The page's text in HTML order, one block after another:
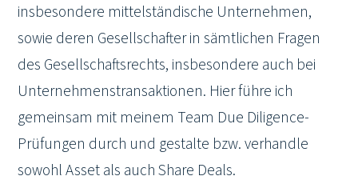
insbesondere mittelständische Unternehmen,
sowie deren Gesellschafter in sämtlichen Fragen
des Gesellschaftsrechts, insbesondere auch bei
Unternehmenstransaktionen. Hier führe ich
gemeinsam mit meinem Team Due Diligence-
Prüfungen durch und gestalte bzw. verhandle
sowohl Asset als auch Share Deals.